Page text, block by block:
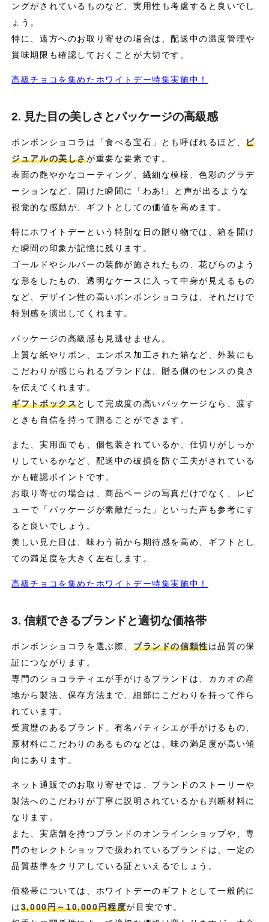
ングがされているものなど、実用性も考慮すると良いでし
ょう。
特に、遠方へのお取り寄せの場合は、配送中の温度管理や
賞味期限も確認しておくことが大切です。
高級チョコを集めたホワイトデー特集実施中！
2. 見た目の美しさとパッケージの高級感
ボンボンショコラは「食べる宝石」とも呼ばれるほど、ビ
ジュアルの美しさが重要な要素です。
表面の艶やかなコーティング、繊細な模様、色彩のグラデ
ーションなど、開けた瞬間に「わあ!」と声が出るような
視覚的な感動が、ギフトとしての価値を高めます。
特にホワイトデーという特別な日の贈り物では、箱を開け
た瞬間の印象が記憶に残ります。
ゴールドやシルバーの装飾が施されたもの、花びらのよう
な形をしたもの、透明なケースに入って中身が見えるもの
など、デザイン性の高いボンボンショコラは、それだけで
特別感を演出してくれます。
パッケージの高級感も見逃せません。
上質な紙やリボン、エンボス加工された箱など、外装にも
こだわりが感じられるブランドは、贈る側のセンスの良さ
を伝えてくれます。
ギフトボックスとして完成度の高いパッケージなら、渡す
ときも自信を持って贈ることができます。
また、実用面でも、個包装されているか、仕切りがしっか
りしているかなど、配送中の破損を防ぐ工夫がされている
かも確認ポイントです。
お取り寄せの場合は、商品ページの写真だけでなく、レビ
ューで「パッケージが素敵だった」といった声も参考にす
ると良いでしょう。
美しい見た目は、味わう前から期待感を高め、ギフトとし
ての満足度を大きく左右します。
高級チョコを集めたホワイトデー特集実施中！
3. 信頼できるブランドと適切な価格帯
ボンボンショコラを選ぶ際、 ブランドの信頼性は品質の保
証につながります。
専門のショコラティエが手がけるブランドは、カカオの産
地から製法、保存方法まで、細部にこだわりを持って作ら
れています。
受賞歴のあるブランド、有名パティシエが手がけるもの、
原材料にこだわりのあるものなどは、味の満足度が高い傾
向にあります。
ネット通販でのお取り寄せでは、ブランドのストーリーや
製法へのこだわりが丁寧に説明されているかも判断材料に
なります。
また、実店舗を持つブランドのオンラインショップや、専
門のセレクトショップで扱われているブランドは、一定の
品質基準をクリアしている証といえるでしょう。
価格帯については、ホワイトデーのギフトとして一般的に
は3,000円～10,000円程度が目安です。